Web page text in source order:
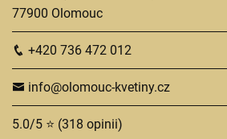
77900 Olomouc
+420 736 472 012
info@olomouc-kvetiny.cz
5.0/5 ⭐ (318 opinii)